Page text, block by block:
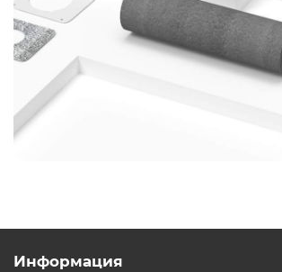
Информация